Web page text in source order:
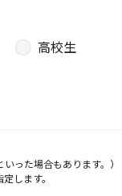
高校生
った場合もあります。）
します。